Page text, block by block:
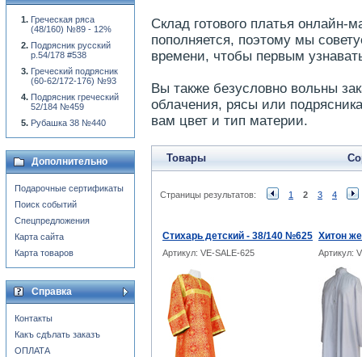
Склад готового платья онлайн-
пополняется, поэтому мы
времени, чтобы первым
Вы также безусловно вольны
облачения, рясы или
вам цвет и тип материи.
Товары
Страницы результатов: 1 2 3 4
Стихарь детский - 38/140 №625 Хитон
Артикул: VE-SALE-625 Артикул:
Греческая ряса
(48/160) №89 - 12%
Подрясник русский
р.54/178 #538
Греческий подрясник
(60-62/172-176) №93
Подрясник греческий
52/184 №459
Рубашка 38 №440
Дополнительно
Подарочные сертификаты
Поиск событий
Спецпредложения
Карта сайта
Карта товаров
Справка
Контакты
Какъ сдѣлать заказъ
ОПЛАТА